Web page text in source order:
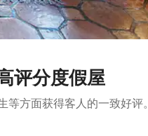
评分度假屋
方面获得客人的一致好评。